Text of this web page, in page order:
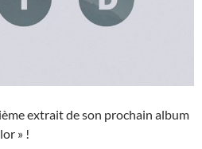
extrait de son prochain album
» !